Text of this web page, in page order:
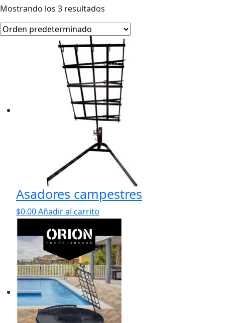
Mostrando los 3 resultados
Asadores campestres
$0.00Añadir al carrito